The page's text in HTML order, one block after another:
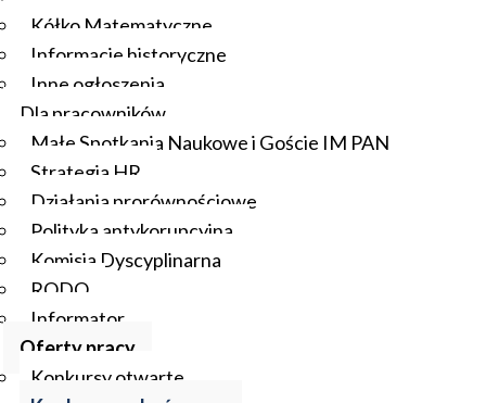
Kółko Matematyczne
Informacje historyczne
Inne ogłoszenia
Dla pracowników
Małe Spotkania Naukowe i Goście IM PAN
Strategia HR
Działania prorównościowe
Polityka antykorupcyjna
Komisja Dyscyplinarna
RODO
Informator
Oferty pracy
Konkursy otwarte